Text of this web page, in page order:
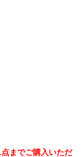
までご購入いただ